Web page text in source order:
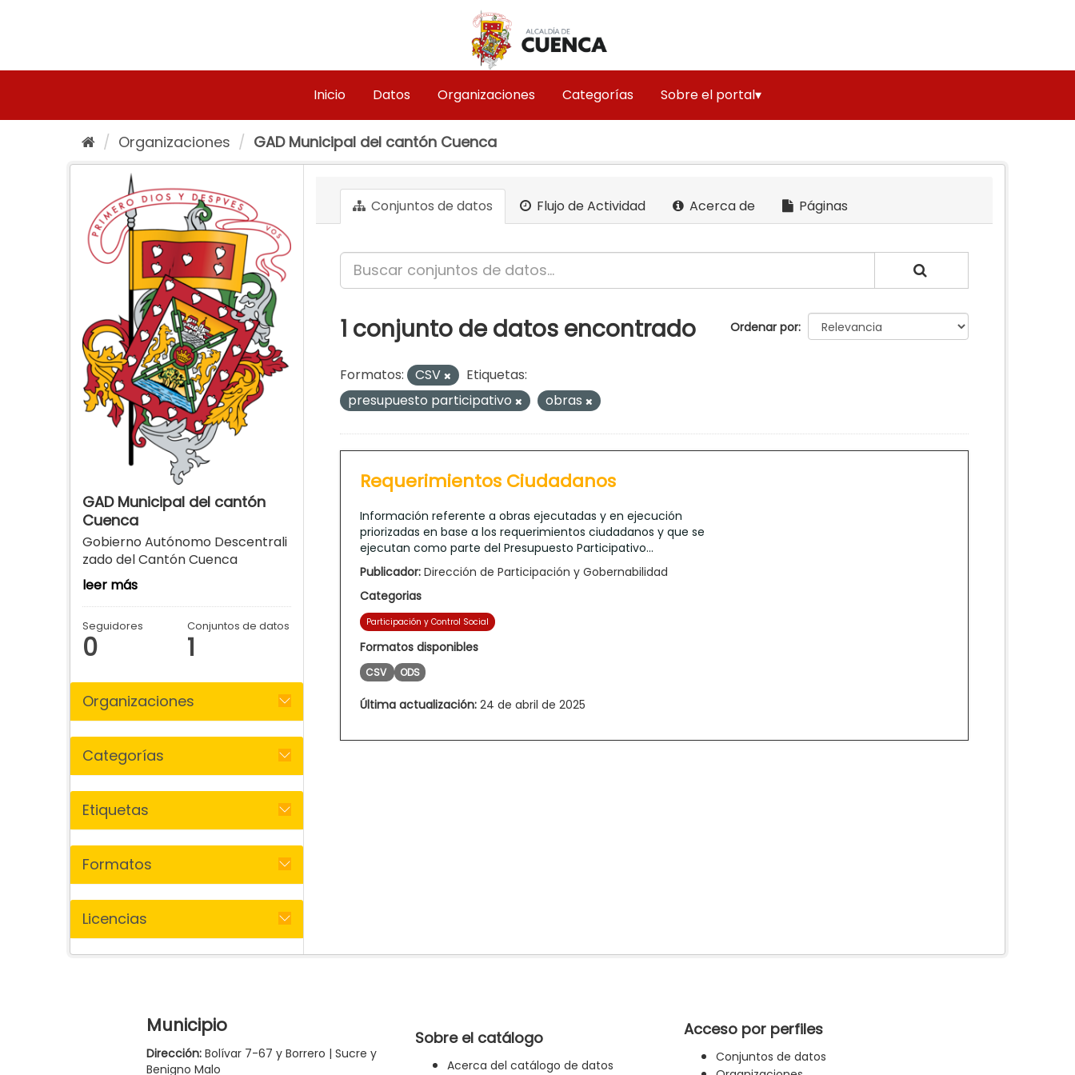
Inicio Datos Organizaciones Categorías Sobre el portal▾
Organizaciones GAD Municipal del cantón Cuenca
GAD Municipal del cantón
Cuenca
Gobierno Autónomo Descentrali
zado del Cantón Cuenca
leer más
Seguidores
0
Conjuntos de datos
1
Organizaciones
Categorías
Etiquetas
Formatos
Licencias
Conjuntos de datos Flujo de Actividad Acerca de Páginas
Ordenar por
1 conjunto de datos encontrado
Formatos: CSV
Etiquetas:
presupuesto participativo
obras
Requerimientos Ciudadanos
Información referente a obras ejecutadas y en ejecución
priorizadas en base a los requerimientos ciudadanos y que se
ejecutan como parte del Presupuesto Participativo...
Publicador: Dirección de Participación y Gobernabilidad
Categorias
Participación y Control Social
Formatos disponibles
CSV ODS
Última actualización: 24 de abril de 2025
Municipio
Dirección: Bolívar 7-67 y Borrero | Sucre y
Benigno Malo
Sobre el catálogo
Acerca del catálogo de datos
Acceso por perfiles
Conjuntos de datos